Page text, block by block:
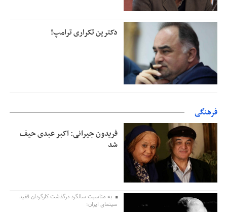
دکترین تکراری ترامپ!
فرهنگی
فریدون جیرانی: اکبر عبدی حیف
شد
به مناسبت سالگرد درگذشت کارگردان فقید
سینمای ایران؛